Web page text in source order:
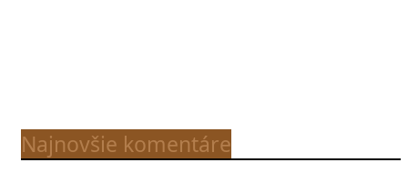
Najnovšie komentáre